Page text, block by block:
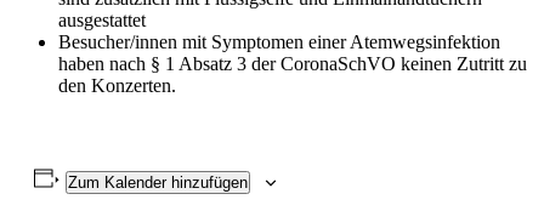
ausgestattet
Besucher/innen mit Symptomen einer Atemwegsinfektion
haben nach § 1 Absatz 3 der CoronaSchVO keinen Zutritt zu
den Konzerten.
Zum Kalender hinzufügen